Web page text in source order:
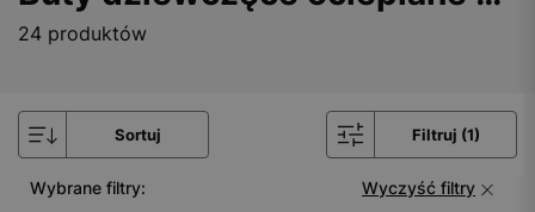
24 produktów
Sortuj Filtruj (1)
Wybrane filtry: Wyczyść filtry